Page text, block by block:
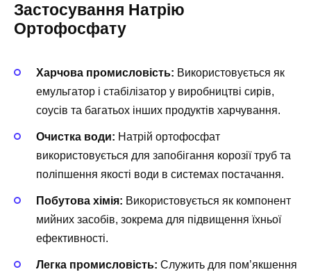
Застосування Натрію
Ортофосфату
Харчова промисловість: Використовується як
емульгатор і стабілізатор у виробництві сирів,
соусів та багатьох інших продуктів харчування.
Очистка води: Натрій ортофосфат
використовується для запобігання корозії труб та
поліпшення якості води в системах постачання.
Побутова хімія: Використовується як компонент
мийних засобів, зокрема для підвищення їхньої
ефективності.
Легка промисловість: Служить для пом’якшення